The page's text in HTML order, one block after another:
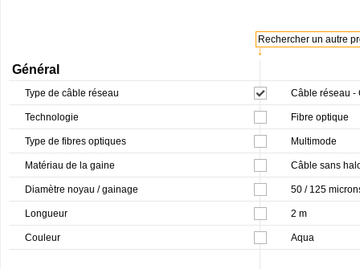
↓
Rechercher un autre
Général
Type de câble réseau Câble réseau -
Technologie Fibre optique
Type de fibres optiques Multimode
Matériau de la gaine Câble sans
Diamètre noyau / gainage 50 / 125
Longueur 2 m
Couleur Aqua